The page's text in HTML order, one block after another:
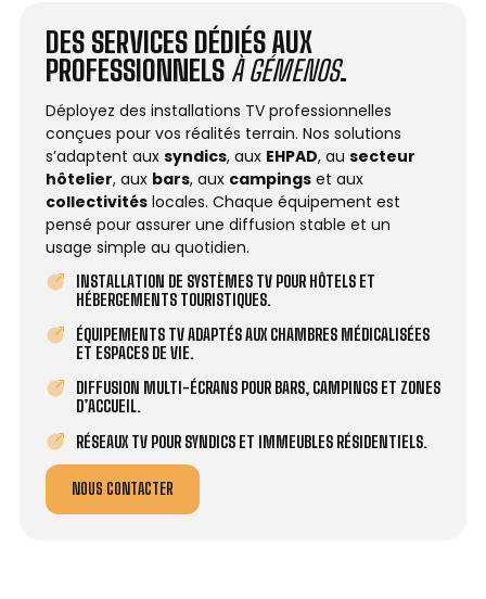
DES SERVICES DÉDIÉS AUX
PROFESSIONNELS À GÉMENOS.
Déployez des installations TV professionnelles
conçues pour vos réalités terrain. Nos solutions
s’adaptent aux syndics, aux EHPAD, au secteur
hôtelier, aux bars, aux campings et aux
collectivités locales. Chaque équipement est
pensé pour assurer une diffusion stable et un
usage simple au quotidien.
INSTALLATION DE SYSTÈMES TV POUR HÔTELS ET
HÉBERGEMENTS TOURISTIQUES.
ÉQUIPEMENTS TV ADAPTÉS AUX CHAMBRES MÉDICALISÉES
ET ESPACES DE VIE.
DIFFUSION MULTI-ÉCRANS POUR BARS, CAMPINGS ET ZONES
D’ACCUEIL.
RÉSEAUX TV POUR SYNDICS ET IMMEUBLES RÉSIDENTIELS.
NOUS CONTACTER